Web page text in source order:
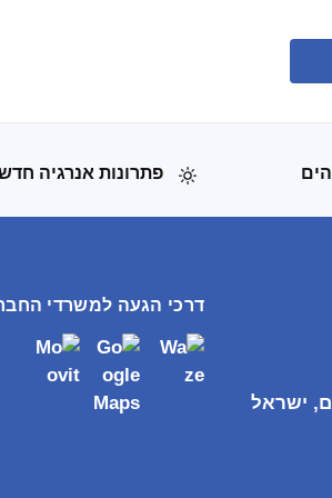
פתרונות אנרגיה
ישראל
דרכי הגעה למשרדי